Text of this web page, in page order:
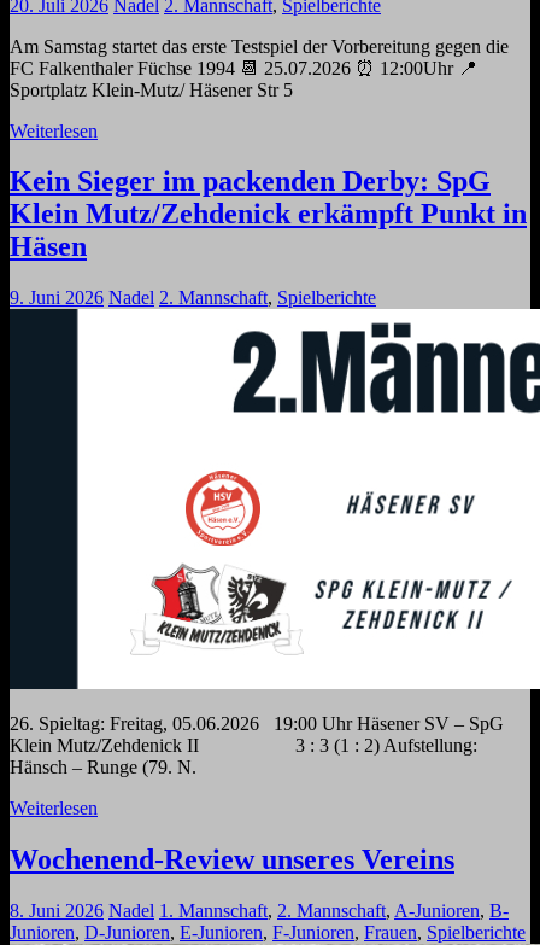
20. Juli 2026 Nadel 2. Mannschaft, Spielberichte
Am Samstag startet das erste Testspiel der Vorbereitung gegen die
FC Falkenthaler Füchse 1994 📆 25.07.2026 ⏰ 12:00Uhr ️📍
Sportplatz Klein-Mutz/ Häsener Str 5
Weiterlesen
Kein Sieger im packenden Derby: SpG
Klein Mutz/Zehdenick erkämpft Punkt in
Häsen
9. Juni 2026 Nadel 2. Mannschaft, Spielberichte
26. Spieltag: Freitag, 05.06.2026 19:00 Uhr Häsener SV – SpG
Klein Mutz/Zehdenick II 3 : 3 (1 : 2) Aufstellung:
Hänsch – Runge (79. N.
Weiterlesen
Wochenend-Review unseres Vereins
8. Juni 2026 Nadel 1. Mannschaft, 2. Mannschaft, A-Junioren, B-
Junioren, D-Junioren, E-Junioren, F-Junioren, Frauen, Spielberichte